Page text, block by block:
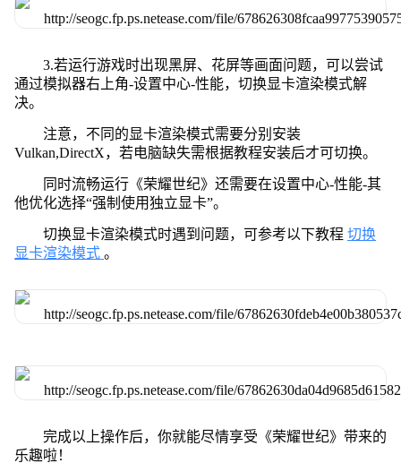
3.若运行游戏时出现黑屏、花屏等画面问题，可以尝试
通过模拟器右上角-设置中心-性能，切换显卡渲染模式解
决。
注意，不同的显卡渲染模式需要分别安装
Vulkan,DirectX，若电脑缺失需根据教程安装后才可切换。
同时流畅运行《荣耀世纪》还需要在设置中心-性能-其
他优化选择“强制使用独立显卡”。
切换显卡渲染模式时遇到问题，可参考以下教程 切换
显卡渲染模式 。
完成以上操作后，你就能尽情享受《荣耀世纪》带来的
乐趣啦！